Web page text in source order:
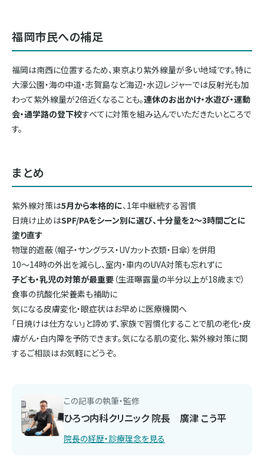
福岡市民への補足
福岡は南西に位置するため、東京より紫外線量が多い地域です。特に
大濠公園・海の中道・志賀島など海辺・水辺レジャーでは反射光も加
わって紫外線量が2倍近くなることも。連休のお出かけ・水遊び・運動
会・通学路の登下校すべてに対策を組み込んでいただきたいところで
す。
まとめ
紫外線対策は5月から本格的に、1年中継続する習慣
日焼け止めはSPF/PAをシーン別に選び、十分量を2〜3時間ごとに
塗り直す
物理的遮蔽（帽子・サングラス・UVカット衣類・日傘）を併用
10〜14時の外出を減らし、室内・車内のUVA対策も忘れずに
子ども・乳児の対策が最重要 （生涯曝露量の半分以上が18歳まで）
食事の抗酸化栄養素も補助に
気になる皮膚変化・眼症状はお早めに医療機関へ
「日焼けは仕方ない」と諦めず、家族で習慣化することで肌の老化・皮
膚がん・白内障を予防できます。気になる肌の変化、紫外線対策に関
するご相談はお気軽にどうぞ。
この記事の執筆・監修
ひろつ内科クリニック 院長 廣津 こう平
院長の経歴・診療理念を見る